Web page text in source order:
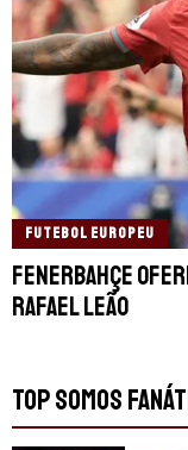
FUTEBOL EUROPEU
Fenerbahçe
Rafael Leão
TOP SOMOS